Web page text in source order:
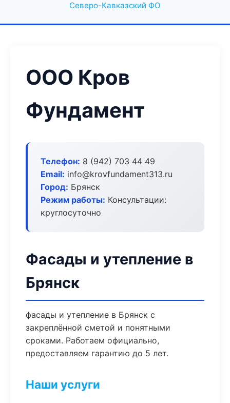
Северо-Кавказский ФО
ООО Кров
Фундамент
Телефон: 8 (942) 703 44 49
Email: info@krovfundament313.ru
Город: Брянск
Режим работы: Консультации:
круглосуточно
Фасады и утепление в
Брянск
фасады и утепление в Брянск с
закреплённой сметой и понятными
сроками. Работаем официально,
предоставляем гарантию до 5 лет.
Наши услуги